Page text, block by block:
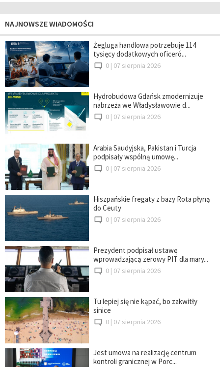
NAJNOWSZE WIADOMOŚCI
Żegluga handlowa potrzebuje 114
tysięcy dodatkowych oficeró...
0 | 07 sierpnia 2026
Hydrobudowa Gdańsk zmodernizuje
nabrzeża we Władysławowie d...
0 | 07 sierpnia 2026
Arabia Saudyjska, Pakistan i Turcja
podpisały wspólną umowę...
0 | 07 sierpnia 2026
Hiszpańskie fregaty z bazy Rota płyną
do Ceuty
0 | 07 sierpnia 2026
Prezydent podpisał ustawę
wprowadzającą zerowy PIT dla mary...
0 | 07 sierpnia 2026
Tu lepiej się nie kąpać, bo zakwitły
sinice
0 | 07 sierpnia 2026
Jest umowa na realizację centrum
kontroli granicznej w Porc...